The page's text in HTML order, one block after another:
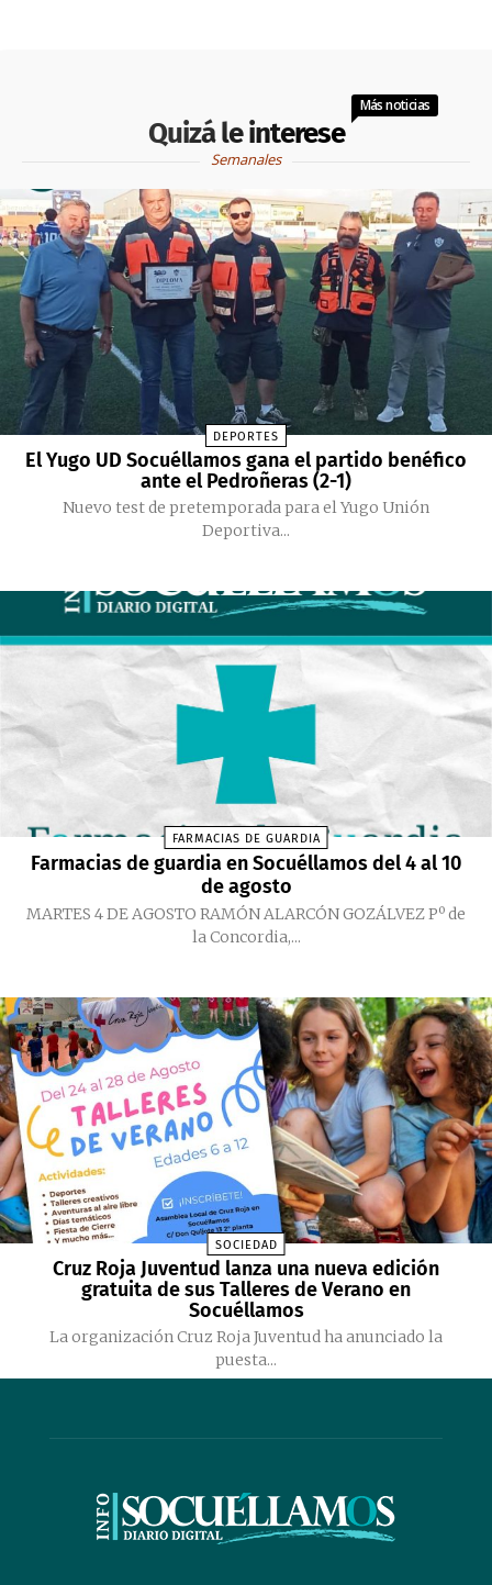
Quizá le interese
Más noticias
Semanales
DEPORTES
El Yugo UD Socuéllamos gana el partido benéfico
ante el Pedroñeras (2-1)
Nuevo test de pretemporada para el Yugo Unión
Deportiva...
FARMACIAS DE GUARDIA
Farmacias de guardia en Socuéllamos del 4 al 10
de agosto
MARTES 4 DE AGOSTO RAMÓN ALARCÓN GOZÁLVEZ Pº de
la Concordia,...
SOCIEDAD
Cruz Roja Juventud lanza una nueva edición
gratuita de sus Talleres de Verano en
Socuéllamos
La organización Cruz Roja Juventud ha anunciado la
puesta...